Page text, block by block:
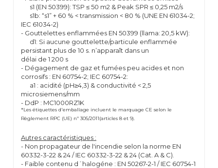
s1 (EN 50399): TSP ≤ 50 m2 & Peak SPR ≤ 0,25 m2/s
s1b: “s1” + 60 % < transmission < 80 % (UNE EN 61034-2;
IEC 61034-2)
- Gouttelettes enflammées EN 50399 (llama: 20,5 kW):
d1: Si aucune gouttelette/particule enflammée
persistant plus de 10 s. n’apparaît dans un
délai de 1 200 s
- Dégagement de gaz et fumées peu acides et non
corrosifs : EN 60754-2; IEC 60754-2:
a1 : acidité (pH≥4,3) & conductivité < 2,5
microsiemens/mm
- DdP : MC1000RZ1K
*Les étiquettes d'emballage incluent le marquage CE selon le
Règlement RPC (UE) nº 305/2011(articles 8 et 9).
Autres caractéristiques :
- Non propagateur de l'incendie selon la norme EN
60332-3-22 & 24 / IEC 60332-3-22 & 24 (Cat. A & C).
- Faible contenu d´halogéne : EN 50267-2-1 / IEC 60754-1